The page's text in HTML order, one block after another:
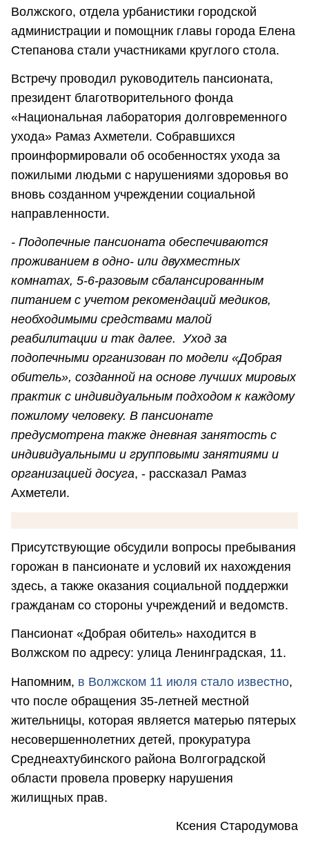
Волжского, отдела урбанистики городской
администрации и помощник главы города Елена
Степанова стали участниками круглого стола.
Встречу проводил руководитель пансионата,
президент благотворительного фонда
«Национальная лаборатория долговременного
ухода» Рамаз Ахметели. Собравшихся
проинформировали об особенностях ухода за
пожилыми людьми с нарушениями здоровья во
вновь созданном учреждении социальной
направленности.
- Подопечные пансионата обеспечиваются
проживанием в одно- или двухместных
комнатах, 5-6-разовым сбалансированным
питанием с учетом рекомендаций медиков,
необходимыми средствами малой
реабилитации и так далее. Уход за
подопечными организован по модели «Добрая
обитель», созданной на основе лучших мировых
практик с индивидуальным подходом к каждому
пожилому человеку. В пансионате
предусмотрена также дневная занятость с
индивидуальными и групповыми занятиями и
организацией досуга, - рассказал Рамаз
Ахметели.
Присутствующие обсудили вопросы пребывания
горожан в пансионате и условий их нахождения
здесь, а также оказания социальной поддержки
гражданам со стороны учреждений и ведомств.
Пансионат «Добрая обитель» находится в
Волжском по адресу: улица Ленинградская, 11.
Напомним, в Волжском 11 июля стало известно,
что после обращения 35-летней местной
жительницы, которая является матерью пятерых
несовершеннолетних детей, прокуратура
Среднеахтубинского района Волгоградской
области провела проверку нарушения
жилищных прав.
Ксения Стародумова